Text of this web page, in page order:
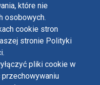
które nie
osobowych.
cookie stron
stronie Polityki
pliki cookie w
w klasztorze OO.